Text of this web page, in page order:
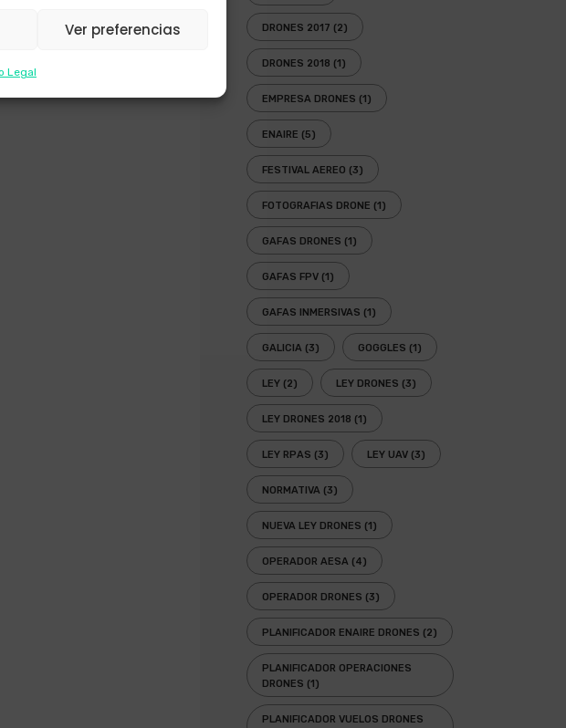
Ver preferencias
Legal
DRONES 2017 (2)
DRONES 2018 (1)
EMPRESA DRONES (1)
ENAIRE (5)
FESTIVAL AEREO (3)
FOTOGRAFIAS DRONE (1)
GAFAS DRONES (1)
GAFAS FPV (1)
GAFAS INMERSIVAS (1)
GALICIA (3) GOGGLES (1)
LEY (2) LEY DRONES (3)
LEY DRONES 2018 (1)
LEY RPAS (3) LEY UAV (3)
NORMATIVA (3)
NUEVA LEY DRONES (1)
OPERADOR AESA (4)
OPERADOR DRONES (3)
PLANIFICADOR ENAIRE DRONES (2)
PLANIFICADOR OPERACIONES
DRONES (1)
PLANIFICADOR VUELOS DRONES